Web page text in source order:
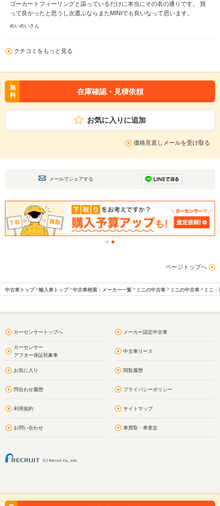
ゴーカートフィーリングと謳っているだけに本当にその名の通りです。 買
って良かったと思うし次選ぶならまたMINIでも良いなって思います。
めいめいさん
クチコミをもっと見る
無
料
在庫確認・見積依頼
お気に入りに追加
価格見直しメールを受け取る
メールでシェアする
ページトップへ
中古車トップ 輸入車トップ 中古車検索：メーカー一覧 ミニの中古車 ミニの中古車 ミニ
カーセンサートップへ メーカー認定中古車
カーセンサー
アフター保証対象車
中古車リース
お気に入り 閲覧履歴
問合わせ履歴 プライバシーポリシー
利用規約 サイトマップ
お問い合わせ 車買取・車査定